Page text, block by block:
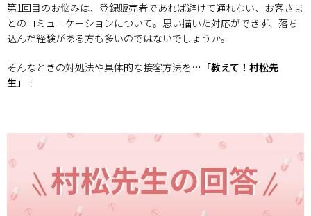
第1回目のお悩みは、登録販売者であれば避けて通れない、お客さま
とのコミュニケーションについて。思い描いた対応ができず、落ち
込んだ経験がある方も多いのではないでしょうか。
そんなときの対処法や具体的な接客方法を… 「教えて！村松先
生」
！